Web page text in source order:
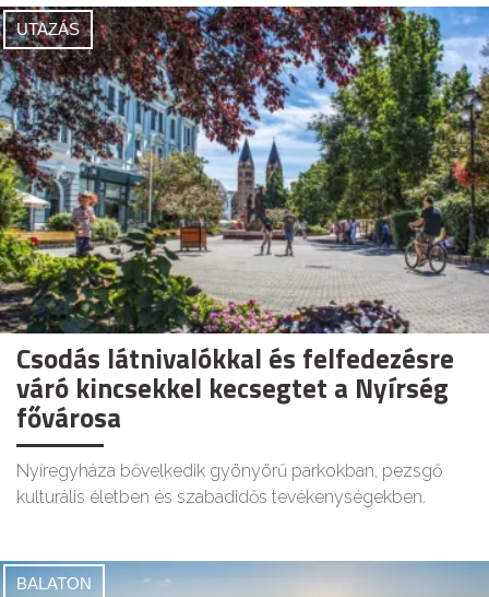
UTAZÁS
Csodás látnivalókkal és felfedezésre
váró kincsekkel kecsegtet a Nyírség
fővárosa
Nyíregyháza bővelkedik gyönyörű parkokban, pezsgő
kulturális életben és szabadidős tevékenységekben.
BALATON